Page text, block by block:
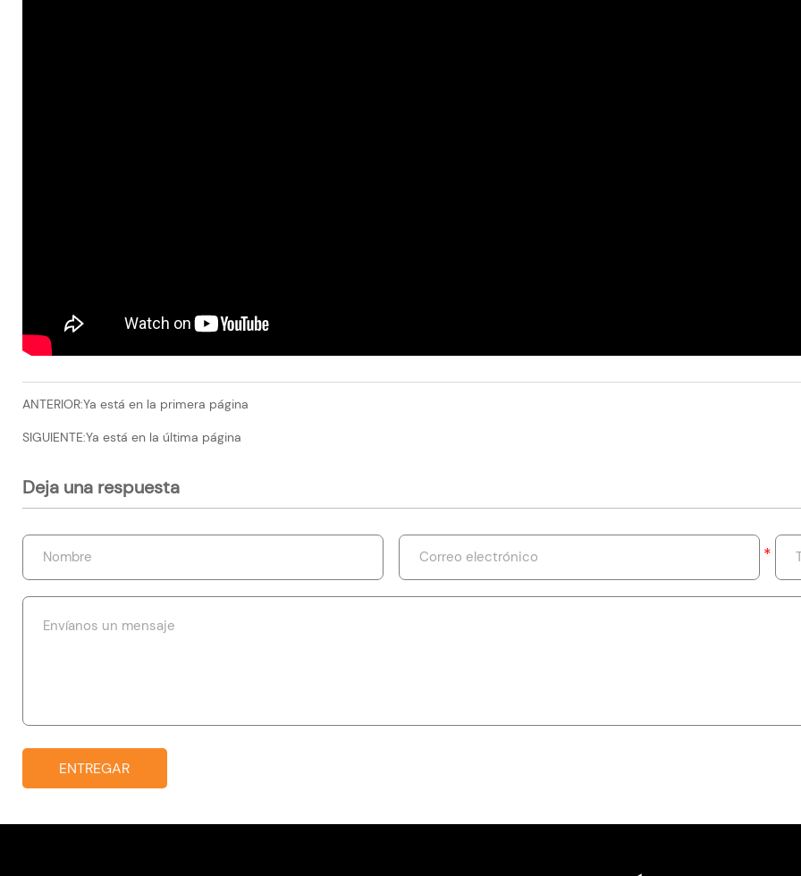
ANTERIOR:Ya está en la primera página
SIGUIENTE:Ya está en la última página
Deja una respuesta
ENTREGAR